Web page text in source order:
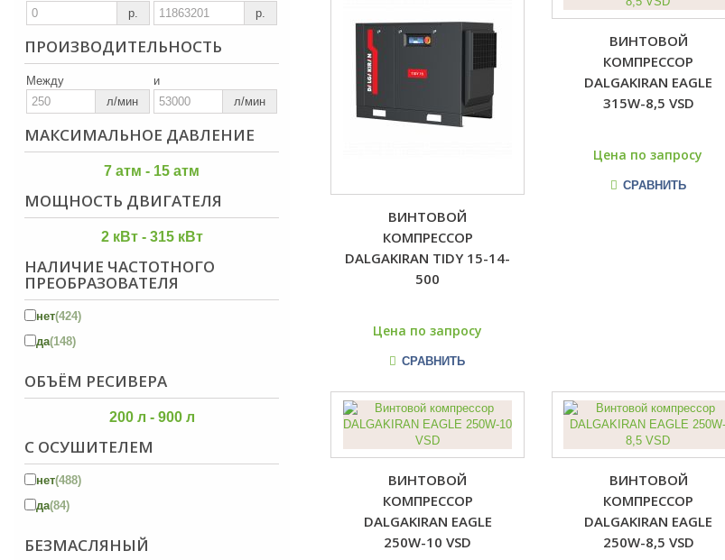
р.
р.
ПРОИЗВОДИТЕЛЬНОСТЬ
Между
л/мин
и
л/мин
МАКСИМАЛЬНОЕ ДАВЛЕНИЕ
7 атм - 15 атм
МОЩНОСТЬ ДВИГАТЕЛЯ
2 кВт - 315 кВт
НАЛИЧИЕ ЧАСТОТНОГО
ПРЕОБРАЗОВАТЕЛЯ
нет(424)
да(148)
ОБЪЁМ РЕСИВЕРА
200 л - 900 л
С ОСУШИТЕЛЕМ
нет(488)
да(84)
БЕЗМАСЛЯНЫЙ
ВИНТОВОЙ
КОМПРЕССОР
DALGAKIRAN TIDY 15-14-
500
Цена по запросу
СРАВНИТЬ
ВИНТОВОЙ
КОМПРЕССОР
DALGAKIRAN EAGLE
315W-8,5 VSD
Цена по запросу
СРАВНИТЬ
ВИНТОВОЙ
КОМПРЕССОР
DALGAKIRAN EAGLE
250W-10 VSD
ВИНТОВОЙ
КОМПРЕССОР
DALGAKIRAN EAGLE
250W-8,5 VSD